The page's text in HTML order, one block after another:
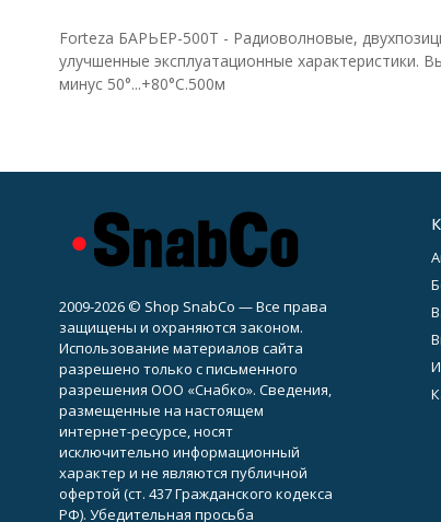
Forteza БАРЬЕР-500Т - Радиоволновые,
улучшенные эксплуатационные характеристики.
минус 50°...+80°С.500м
2009-2026 © Shop SnabCo — Все права
защищены и охраняются законом.
Использование материалов сайта
разрешено только с письменного
разрешения ООО «Снабко». Сведения,
размещенные на настоящем
интернет-ресурсе, носят
исключительно информационный
характер и не являются публичной
офертой (ст. 437 Гражданского кодекса
РФ). Убедительная просьба